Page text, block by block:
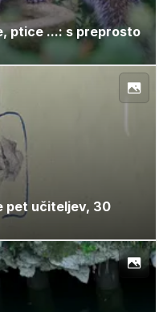
ptice ...: s preprosto
pet učiteljev, 30